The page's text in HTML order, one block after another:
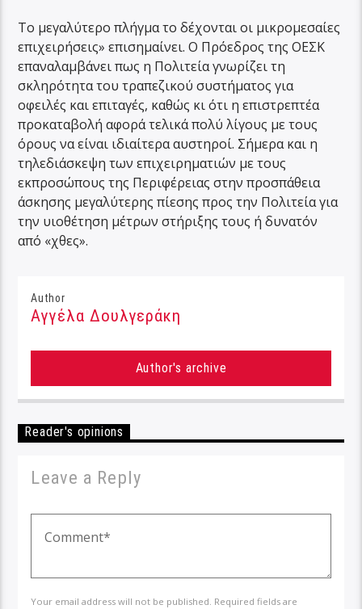
Το μεγαλύτερο πλήγμα το δέχονται οι μικρομεσαίες
επιχειρήσεις» επισημαίνει. Ο Πρόεδρος της ΟΕΣΚ
επαναλαμβάνει πως η Πολιτεία γνωρίζει τη
σκληρότητα του τραπεζικού συστήματος για
οφειλές και επιταγές, καθώς κι ότι η επιστρεπτέα
προκαταβολή αφορά τελικά πολύ λίγους με τους
όρους να είναι ιδιαίτερα αυστηροί. Σήμερα και η
τηλεδιάσκεψη των επιχειρηματιών με τους
εκπροσώπους της Περιφέρειας στην προσπάθεια
άσκησης μεγαλύτερης πίεσης προς την Πολιτεία για
την υιοθέτηση μέτρων στήριξης τους ή δυνατόν
από «χθες».
Author
Αγγέλα Δουλγεράκη
Author's archive
Reader's opinions
Leave a Reply
Your email address will not be published. Required fields are